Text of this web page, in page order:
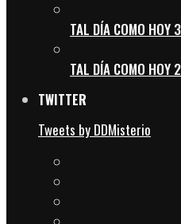
TAL DÍA COMO HOY
TAL DÍA COMO HOY
TWITTER
Tweets by DDMisterio